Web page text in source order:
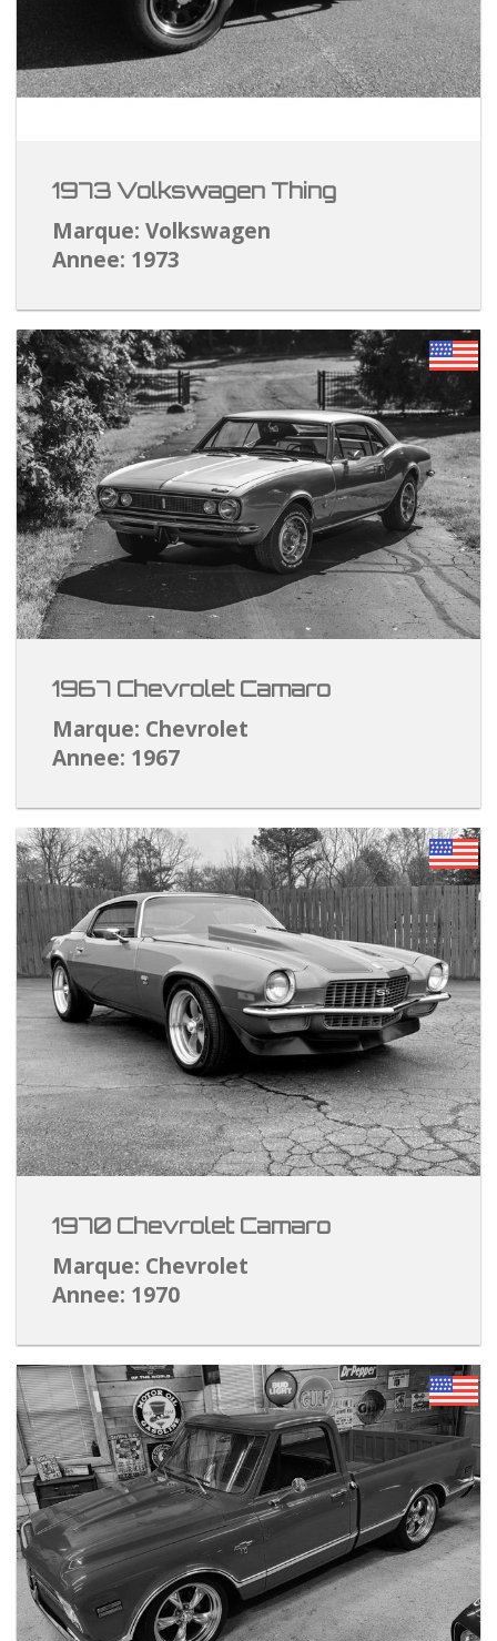
1973 Volkswagen Thing
Marque: Volkswagen
Annee: 1973
1967 Chevrolet Camaro
Marque: Chevrolet
Annee: 1967
1970 Chevrolet Camaro
Marque: Chevrolet
Annee: 1970